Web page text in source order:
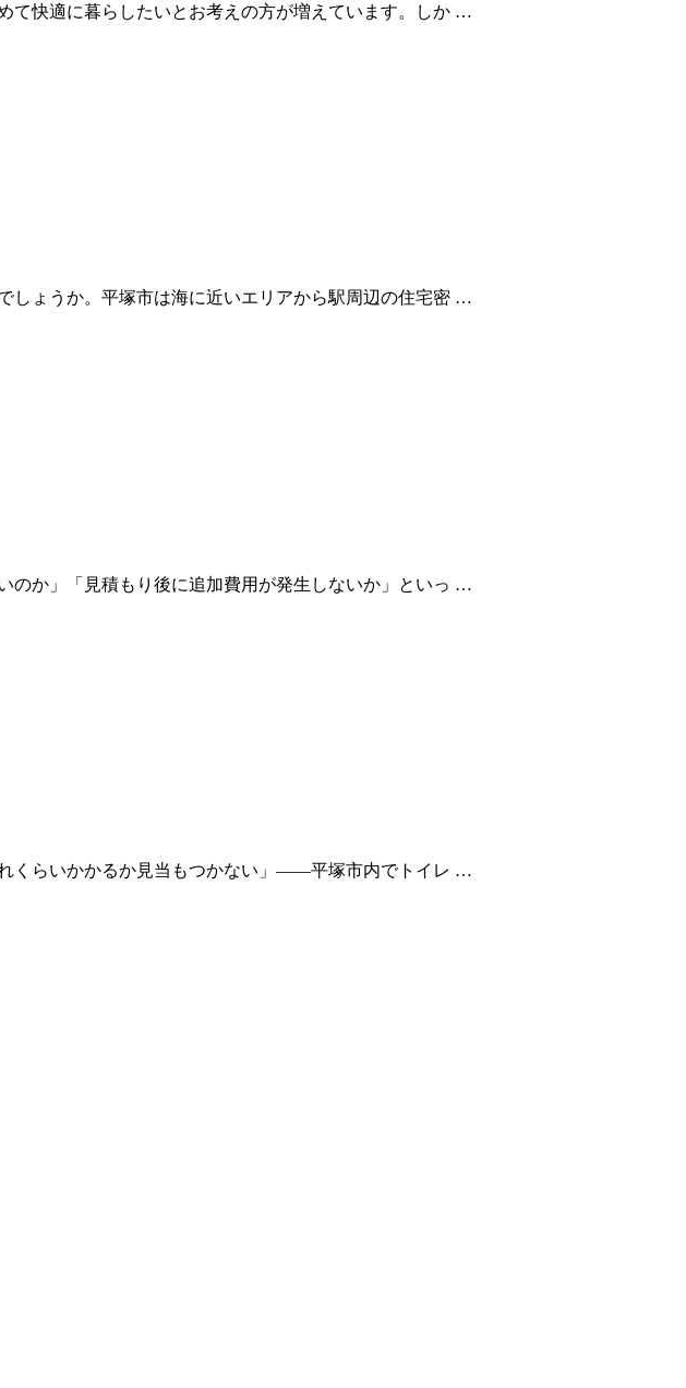
て快適に暮らしたいとお考えの方が増えています。しか …
しょうか。平塚市は海に近いエリアから駅周辺の住宅密 …
のか」「見積もり後に追加費用が発生しないか」といっ …
くらいかかるか見当もつかない」――平塚市内でトイレ …